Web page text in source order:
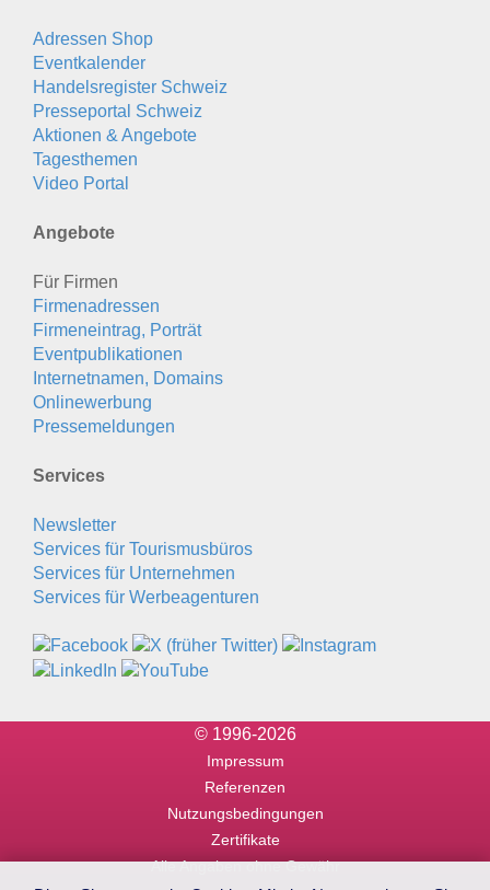
Adressen Shop
Eventkalender
Handelsregister Schweiz
Presseportal Schweiz
Aktionen & Angebote
Tagesthemen
Video Portal
Angebote
Für Firmen
Firmenadressen
Firmeneintrag, Porträt
Eventpublikationen
Internetnamen, Domains
Onlinewerbung
Pressemeldungen
Services
Newsletter
Services für Tourismusbüros
Services für Unternehmen
Services für Werbeagenturen
© 1996-2026
Impressum
Referenzen
Nutzungsbedingungen
Zertifikate
Alle Angaben ohne Gewähr